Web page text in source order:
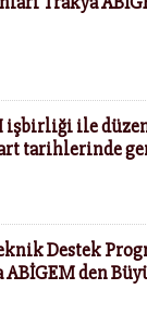
işbirliği ile
tarihlerinde
Destek
den